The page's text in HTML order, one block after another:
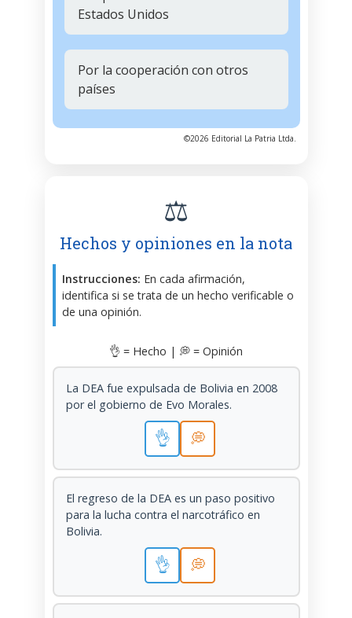
Estados Unidos
Por la cooperación con otros
países
©2026 Editorial La Patria Ltda.
⚖️
Hechos y opiniones en la nota
Instrucciones: En cada afirmación,
identifica si se trata de un hecho verificable o
de una opinión.
👌 = Hecho | 💭 = Opinión
La DEA fue expulsada de Bolivia en 2008
por el gobierno de Evo Morales.
👌 💭
El regreso de la DEA es un paso positivo
para la lucha contra el narcotráfico en
Bolivia.
👌 💭